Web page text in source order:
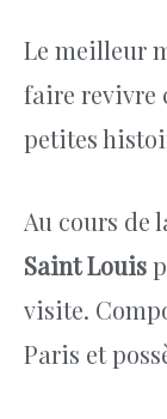
Le meilleur
faire revivre
petites
Au cours de
Saint Louis
visite.
Paris et